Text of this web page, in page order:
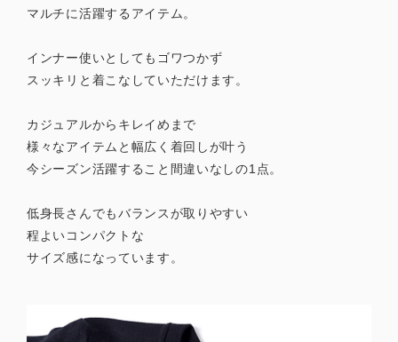
マルチに活躍するアイテム。
インナー使いとしてもゴワつかず
スッキリと着こなしていただけます。
カジュアルからキレイめまで
様々なアイテムと幅広く着回しが叶う
今シーズン活躍すること間違いなしの1点。
低身長さんでもバランスが取りやすい
程よいコンパクトな
サイズ感になっています。